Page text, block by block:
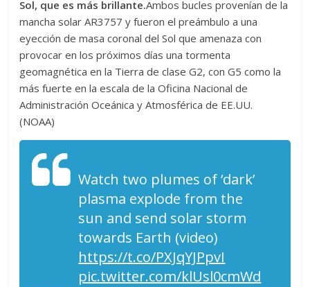
Sol, que es más brillante.Ambos bucles provenían de la
mancha solar AR3757 y fueron el preámbulo a una
eyección de masa coronal del Sol que amenaza con
provocar en los próximos días una tormenta
geomagnética en la Tierra de clase G2, con G5 como la
más fuerte en la escala de la Oficina Nacional de
Administración Oceánica y Atmosférica de EE.UU.
(NOAA)
Watch two plumes of ‘dark’
plasma explode from the
sun and send solar storm
towards Earth (video)
https://t.co/PXJqYJPpvI
pic.twitter.com/klUsl0cmWd